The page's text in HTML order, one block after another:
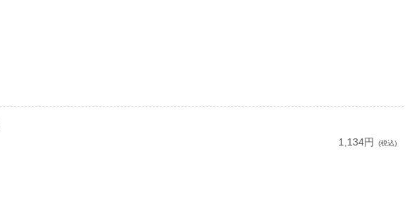
1,134円 (税込)